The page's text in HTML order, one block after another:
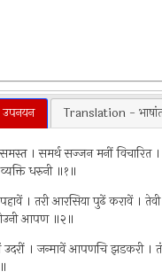
Translation -
समस्त । समर्थ सज्जन मनीं
व्यक्ति धरुनी ॥१॥
। तरी आरसिया पुढें करावें ।
आपण ॥२॥
उदरीं । जन्मावें आपणचि झडकरी ।